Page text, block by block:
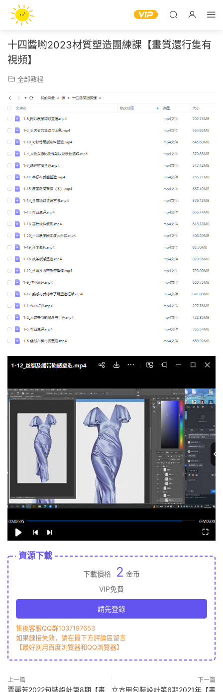
十四醬喲2023材質塑造團練課【畫質還行隻有
視頻】
全部教程
資源下載
下載價格 2 金币
VIP免費
請先登錄
售後客服QQ群1037197653
如果鏈接失效，請在最下方評論區留言
【最好别用百度浏覽器和QQ浏覽器】
上一篇
賈麗芳2022包裝設計第8期【畫
下一篇
立方甲包裝設計第6期2021年【畫